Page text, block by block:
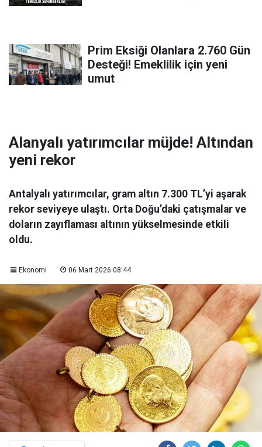
Prim Eksiği Olanlara 2.760 Gün
Desteği! Emeklilik için yeni
umut
Alanyalı yatırımcılar müjde! Altından
yeni rekor
Antalyalı yatırımcılar, gram altın 7.300 TL’yi aşarak
rekor seviyeye ulaştı. Orta Doğu’daki çatışmalar ve
doların zayıflaması altının yükselmesinde etkili
oldu.
Ekonomi 06 Mart 2026 08:44